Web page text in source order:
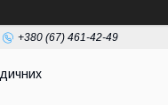
+380 (67) 461-42-49